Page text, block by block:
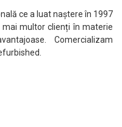
ce a luat naștere în 1997
multor clienți în materie
Comercializam